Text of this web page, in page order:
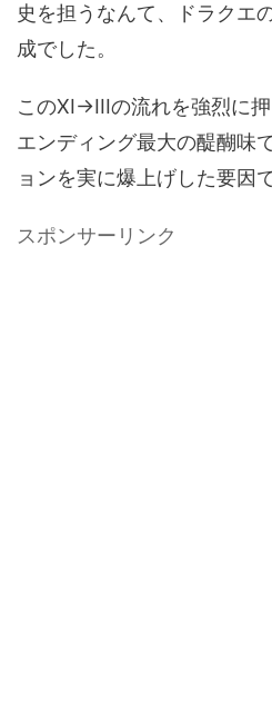
史を担うなんて、ドラクエ
成でした。
このXI→IIIの流れを強烈に
エンディング最大の醍醐味
ョンを実に爆上げした要因
スポンサーリンク